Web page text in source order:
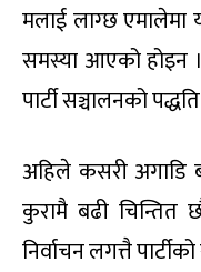
मलाई लाग्छ एमालेमा
समस्या आएको होइन
पार्टी सञ्चालनको
अहिले कसरी अगाडि
कुरामै बढी चिन्तित
निर्वाचन लगत्तै